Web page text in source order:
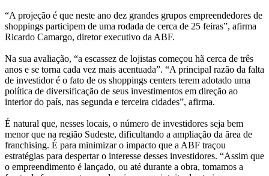
“A projeção é que neste ano dez grandes grupos empreendedores de
shoppings participem de uma rodada de cerca de 25 feiras”, afirma
Ricardo Camargo, diretor executivo da ABF.
Na sua avaliação, “a escassez de lojistas começou hã cerca de três
anos e se torna cada vez mais acentuada”. “A principal razão da falta
de investidor é o fato de os shoppings centers terem adotado uma
política de diversificação de seus investimentos em direção ao
interior do país, nas segunda e terceira cidades”, afirma.
É natural que, nesses locais, o número de investidores seja bem
menor que na região Sudeste, dificultando a ampliação da ãrea de
franchising. É para minimizar o impacto que a ABF traçou
estratégias para despertar o interesse desses investidores. “Assim que
o empreendimento é lançado, ou até durante a obra, tomamos a